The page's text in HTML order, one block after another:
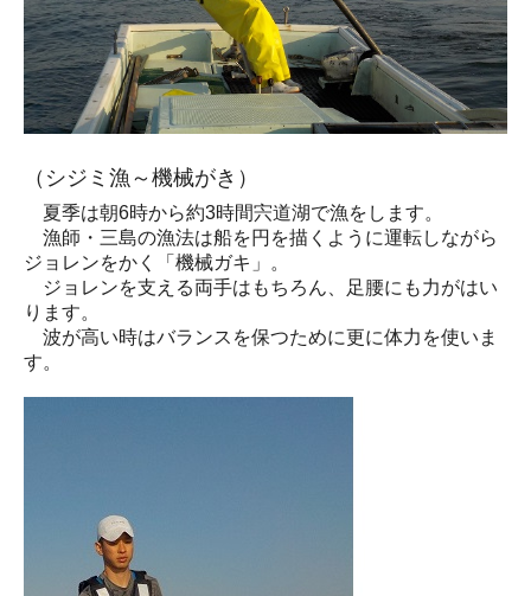
（シジミ漁～機械がき）
夏季は朝6時から約3時間宍道湖で漁をします。
漁師・三島の漁法は船を円を描くように運転しながら
ジョレンをかく「機械ガキ」。
ジョレンを支える両手はもちろん、足腰にも力がはい
ります。
波が高い時はバランスを保つために更に体力を使いま
す。